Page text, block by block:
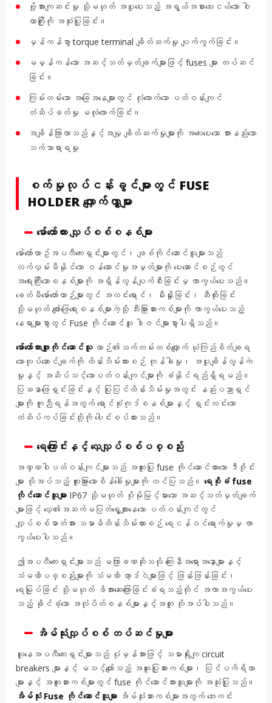
ဗို့အားကျဆင်းမှု သို့မဟုတ် အပူပေးသည့် အရွယ်အစားသေးငယ်သော ဝါ
ယာကြိုးကို အသုံးပြုခြင်း။
မှန်ကန်စွာ torque terminal ချိတ်ဆက်မှု ပျက်ကွက်ခြင်း။
မမှန်ကန်သော အဆင့်သတ်မှတ်ချက်များဖြင့် fuses များ တပ်ဆင်
ခြင်း။
ကြမ်းတမ်းသော အခြေအနေများတွင် လုံလောက်သော ပတ်ဝန်းကျင်
တံဆိပ်ခတ်မှု မလုံလောက်ခြင်း။
အချိန်ကြာလာသည်နှင့်အမျှ ချိတ်ဆက်မှုများကို အလေးပေးသော အားနည်းသော
သက်သာရာရမှု
စက်မှုလုပ်ငန်းခွင်များတွင် FUSE
HOLDER လျှောက်လွှာများ
မော်တော်ကား လျှပ်စစ်စနစ်များ
မော်တော်ယာဥ်အပလီကေးရှင်းများတွင်၊ ဖျစ်ကိုင်ဆောင်သူများသည်
လက်လှမ်းမီနိုင်သော ဝန်ဆောင်မှုအမှတ်များကို ပေးဆောင်စဉ်တွင်
အရေးကြီးသောစနစ်များကို အရှိန်လွန်ပျက်စီးခြင်းမှ ကာကွယ်ပေးသည်။
ခေတ်မီမော်တော်ယာဉ်များတွင် အလင်းရောင်၊ မီးနှိုးခြင်း၊ ဆီထိုးခြင်း
သို့မဟုတ် ဖျော်ဖြေရေးစနစ်များကဲ့သို့ သီးခြားဆားကစ်များကို ကာကွယ်ပေးသည့်
နေရာများစွာတွင် Fuse ကိုင်ဆောင်သူ ဒါဇင်များစွာပါရှိသည်။
မော်တော်ကားဖျူးကိုင်ဆောင်သူယာဉ်၏သက်တမ်းတစ်လျှောက် ယုံကြည်စိတ်ချရ
သောလုပ်ဆောင်ချက်ကို ထိန်းသိမ်းထားစဉ် တုန်ခါမှု၊ အပူချိန်လွန်ကဲ
မှုနှင့် အဆိပ်သင့်သောပတ်ဝန်းကျင်များကို ခံနိုင်ရည်ရှိရမည်။
ပြဿနာဖြေရှင်းခြင်းနှင့် ပြုပြင်ထိန်းသိမ်းမှုအတွင်း နည်းပညာရှင်
များကို ကူညီရန်အတွက် ရောင်စုံကုဒ်စနစ်များနှင့် ရှင်းလင်းသော
တံဆိပ်ကပ်ခြင်းတို့ကို ပေါင်းစပ်ထားသည်။
ရေကြောင်းနှင့် လှေလျှပ်စစ်ပစ္စည်း
အဏ္ဏဝါပတ်ဝန်းကျင်များသည် အထူးပြု fuse ကိုင်ဆောင်ထားသော ဒီဇိုင်း
များ လိုအပ်သည့် ထူးခြားသောစိန်ခေါ်မှုများကို တင်ပြသည်။ ရေစိုခံ fuse
ကိုင်ဆောင်သူများ IP67 သို့မဟုတ် ပိုမိုမြင့်မားသော အဆင့်သတ်မှတ်ချက်
များဖြင့် လှေ၏အဆက်မပြတ်ရွေ့လျားနေသော ပတ်ဝန်းကျင်တွင်
လျှပ်စစ်ဓာတ်အား သမာဓိထိန်းသိမ်းထားစဉ် ရေငန်ဝင်ရောက်မှုမှ ကာ
ကွယ်ပေးပါသည်။
ဤအပလီကေးရှင်းများသည် မကြာခဏဆိုသလို ကြေးနီအရောအနှောများနှင့်
သံမဏိပစ္စည်းများကို သံမဏိ ဟာ့ဒ်ဝဲများဖြင့် ဖြန်းဖြန်းခြင်း၊
ရေမြုပ်ခြင်း သို့မဟုတ် ဖိအားဆေးကြောခြင်းခံရသည့်တိုင် အကာအကွယ်ပေး
သည့် ခိုင်ခံ့သော အလုံပိတ်စနစ်များနှင့်အတူ လိုအပ်ပါသည်။
အိမ်သုံးလျှပ်စစ် တပ်ဆင်မှုများ
လူနေအပလီကေးရှင်းများသည် ပုံမှန်အားဖြင့် သမားရိုးကျ circuit
breakers များနှင့် မသင့်လျော်သည့် အထူးပြုဆားကစ်များ၊ ပြင်ပကိရိယာ
များနှင့် အထူးဆားကစ်များတွင် fuse ကိုင်ဆောင်ထားသူများကို အသုံးပြုသည်။
အိမ်သုံး Fuse ကိုင်ဆောင်သူများ အိမ်သုံးဆားကစ်များအတွက် ဘေးကင်း